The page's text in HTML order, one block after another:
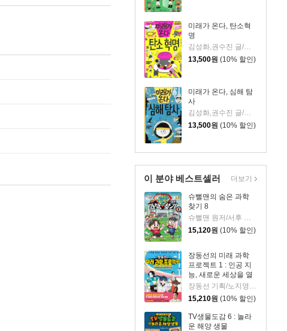
미래가 온다, 탄소혁
명
김성화,권수진 글/백두리 그림
13,500원 (10% 할인)
미래가 온다, 심해 탐
사
김성화,권수진 글/김진화 그림
13,500원 (10% 할인)
이 분야 베스트셀러
슈뻘맨의 숨은 과학
찾기 8
슈뻘맨 원저/서후 글/류수형 그림/샌드박스네트워크,정재형 감수
15,120원 (10% 할인)
장동선의 미래 과학
프로젝트 1 : 인공 지
능, 새로운 세상을 열
다
15,210원 (10% 할인)
TV생물도감 6 : 놀라
운 해양 생물
더보기